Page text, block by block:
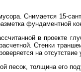
Снимается 15-
фундаментной
в проекте
Стенки
на отсутствие
песок, толщина его